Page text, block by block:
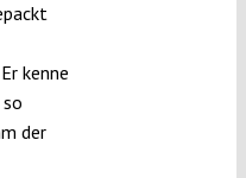
kenne
der